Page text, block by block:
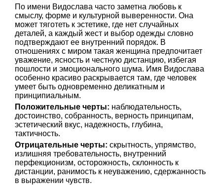
По имени Видослава часто заметна любовь к
смыслу, форме и культурной выверенности. Она
может тяготеть к эстетике, где нет случайных
деталей, а каждый жест и выбор одежды словно
подтверждают ее внутренний порядок. В
отношениях с миром такая женщина предпочитает
уважение, ясность и честную дистанцию, избегая
пошлости и эмоционального шума. Имя Видослава
особенно красиво раскрывается там, где человек
умеет быть одновременно деликатным и
принципиальным.
Положительные черты: наблюдательность,
достоинство, собранность, верность принципам,
эстетический вкус, надежность, глубина,
тактичность.
Отрицательные черты: скрытность, упрямство,
излишняя требовательность, внутренний
перфекционизм, осторожность, склонность к
дистанции, ранимость к неуважению, сдержанность
в выражении чувств.